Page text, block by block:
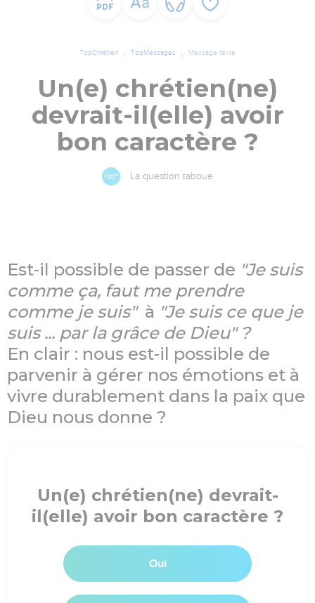
TopChrétien TopMessages Message texte
Un(e) chrétien(ne)
devrait-il(elle) avoir
bon caractère ?
La question taboue
Est-il possible de passer de "Je suis
comme ça, faut me prendre
comme je suis"à "Je suis ce que je
suis ... par la grâce de Dieu" ?
En clair : nous est-il possible de
parvenir à gérer nos émotions et à
vivre durablement dans la paix que
Dieu nous donne ?
Un(e) chrétien(ne) devrait-
il(elle) avoir bon caractère ?
Oui